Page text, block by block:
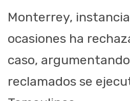
Monterrey,
ocasiones ha
caso,
reclamados se